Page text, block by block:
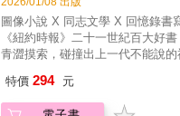
裝幀與附錄別冊由軌室操刀設計
――倪安宇（本書譯者）義大利最
師的小說《玫瑰的名字》，在出版
義大利漫畫大師馬那哈執筆，以
這本小說非常迷人，但近七百頁的
到另一種進入這修道院迷宮的方式
的符號學家安伯托．艾可第一次跨
話》導演）、黃嘉韻（張銘峰律師
問、高雄市性別公民行動協會理
女性權益促進會理事長）、聶永
──感動推薦 「老爸的生命終局成
端。更精準地說，他謊言的盡頭剛
小鎮上長大，家是一座華麗的哥德
圖像小說 X 同志文學 X 回憶錄書
《紐約時報》二十一世紀百大好
青澀摸索，碰撞出上一代不能說的
的是這個家深鎖更久的暗櫃…… ☆
佳真實事件改編漫畫☆浪達文學獎
特價 294 元